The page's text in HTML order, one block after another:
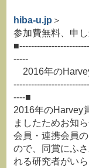
hiba-u.jp ＞
参加費無料、申
-----
2016年の
----■
2016年のHarvey
ましたためお知
会員・連携会員
ので、同賞にふ
れる研究者がい